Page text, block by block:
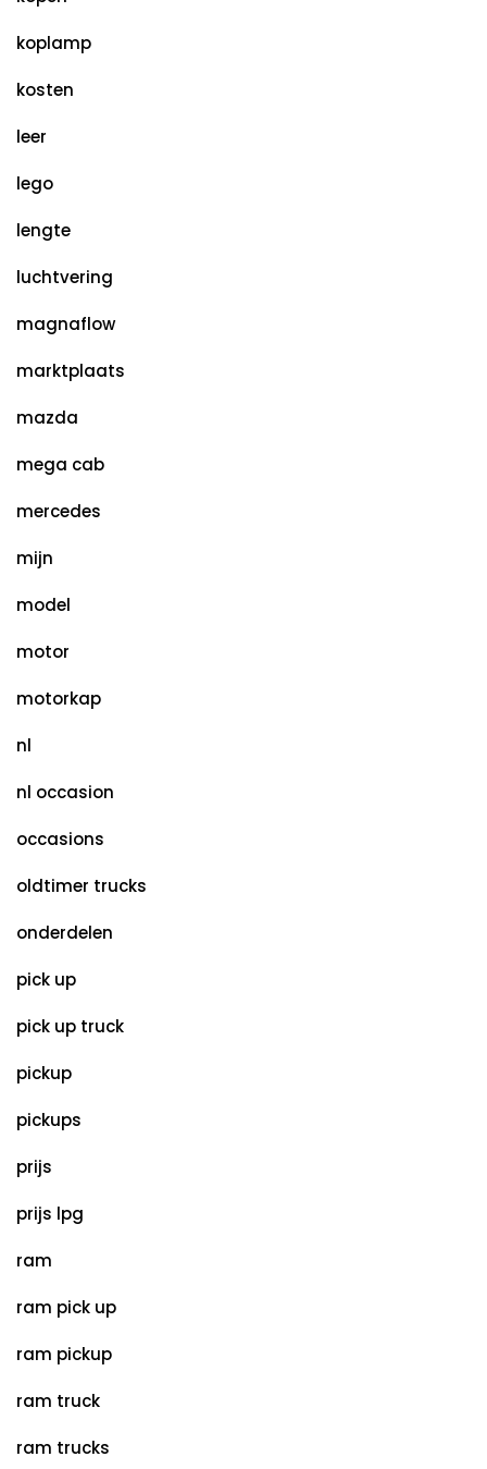
koplamp
kosten
leer
lego
lengte
luchtvering
magnaflow
marktplaats
mazda
mega cab
mercedes
mijn
model
motor
motorkap
nl
nl occasion
occasions
oldtimer trucks
onderdelen
pick up
pick up truck
pickup
pickups
prijs
prijs lpg
ram
ram pick up
ram pickup
ram truck
ram trucks